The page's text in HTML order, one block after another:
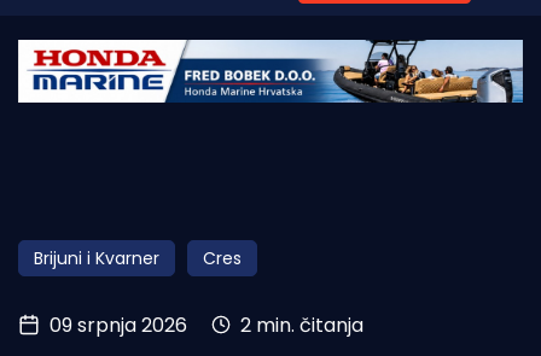
Početna
Obala
Otoci
Turizam i nautika
Brijuni i Kvarner Cres
09 srpnja 2026 2 min. čitanja